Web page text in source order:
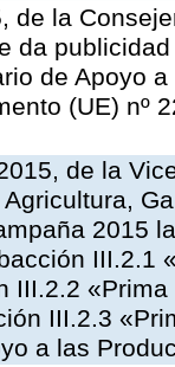
de la
da
de Apoyo
(UE) nº
de la
2015
III.2.1
III.2.2
III.2.3
a las